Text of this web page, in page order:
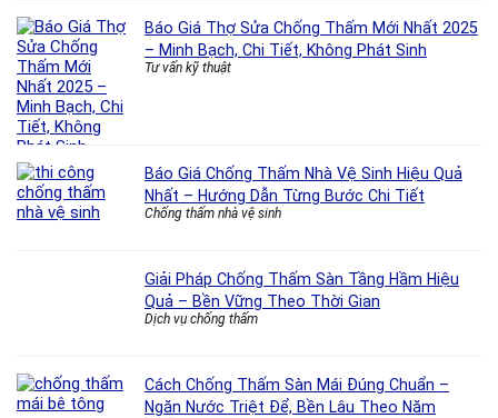
Báo Giá Thợ Sửa Chống Thấm Mới Nhất 2025
– Minh Bạch, Chi Tiết, Không Phát Sinh
Tư vấn kỹ thuật
Báo Giá Chống Thấm Nhà Vệ Sinh Hiệu Quả
Nhất – Hướng Dẫn Từng Bước Chi Tiết
Chống thấm nhà vệ sinh
Giải Pháp Chống Thấm Sàn Tầng Hầm Hiệu
Quả – Bền Vững Theo Thời Gian
Dịch vụ chống thấm
Cách Chống Thấm Sàn Mái Đúng Chuẩn –
Ngăn Nước Triệt Để, Bền Lâu Theo Năm